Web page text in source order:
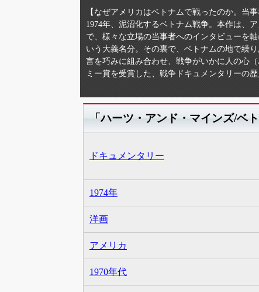
【なぜアメリカはベトナムで戦ったのか。当
1974年、泥沼化するベトナム戦争。本作は、
で、様々な立場の当事者へのインタビューを
いう大義名分。その裏で、ベトナムの地で繰
言を巧みに組み合わせ、戦争がいかに人の心
ミー賞を受賞した、戦争ドキュメンタリーの歴
「ハーツ・アンド・マインズ/ベ
ドキュメンタリー
1974年
洋画
アメリカ
1970年代